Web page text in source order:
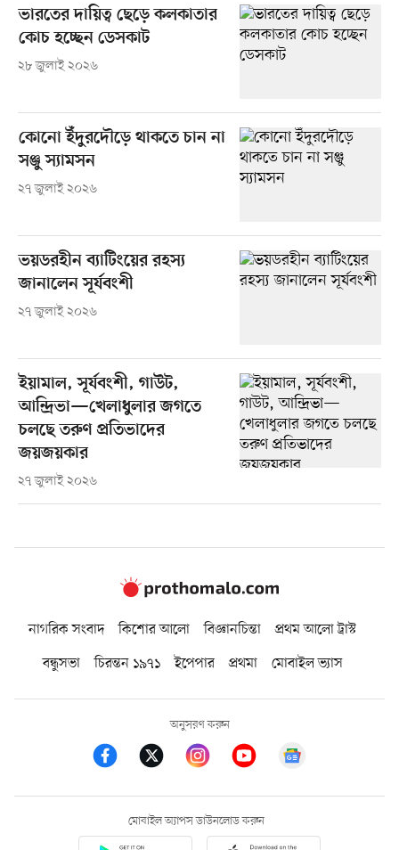
ভারতের দায়িত্ব ছেড়ে কলকাতার
কোচ হচ্ছেন ডেসকাট
২৮ জুলাই ২০২৬
কোনো ইঁদুরদৌড়ে থাকতে চান না
সঞ্জু স্যামসন
২৭ জুলাই ২০২৬
ভয়ডরহীন ব্যাটিংয়ের রহস্য
জানালেন সূর্যবংশী
২৭ জুলাই ২০২৬
ইয়ামাল, সূর্যবংশী, গাউট,
আন্দ্রিভা—খেলাধুলার জগতে
চলছে তরুণ প্রতিভাদের
জয়জয়কার
২৭ জুলাই ২০২৬
নাগরিক সংবাদ কিশোর আলো বিজ্ঞানচিন্তা
প্রথম আলো ট্রাস্ট
বন্ধুসভা
চিরন্তন ১৯৭১ ইপেপার প্রথমা মোবাইল ভ্যাস
অনুসরণ করুন
মোবাইল অ্যাপস ডাউনলোড করুন